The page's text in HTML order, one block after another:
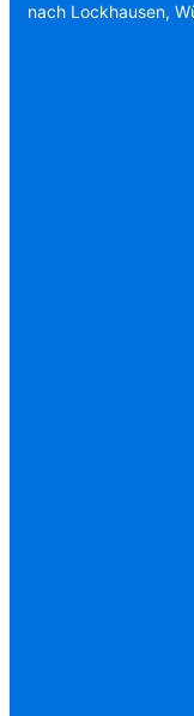
nach Lockhausen,